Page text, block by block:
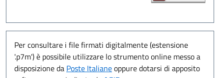
Per consultare i file firmati digitalmente (estensione
'.p7m') è possibile utilizzare lo strumento online messo a
disposizione da Poste Italianeoppure dotarsi di apposito